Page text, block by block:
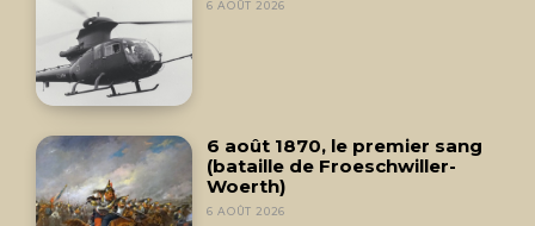
6 AOÛT 2026
6 août 1870, le premier sang
(bataille de Froeschwiller-
Woerth)
6 AOÛT 2026